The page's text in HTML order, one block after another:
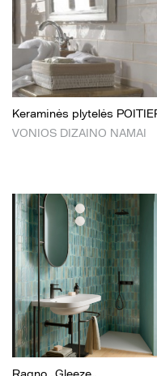
Keraminės plytelės
VONIOS DIZAINO NAMAI